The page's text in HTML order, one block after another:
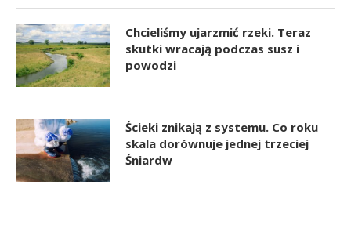
Chcieliśmy ujarzmić rzeki. Teraz
skutki wracają podczas susz i
powodzi
Ścieki znikają z systemu. Co roku
skala dorównuje jednej trzeciej
Śniardw